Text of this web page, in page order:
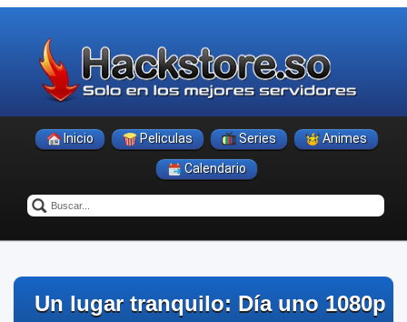
Inicio Peliculas Series Animes
Calendario
Un lugar tranquilo: Día uno 1080p